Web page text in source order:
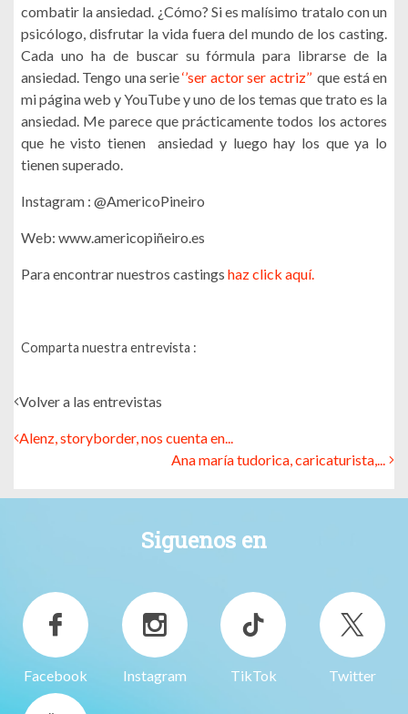
combatir la ansiedad. ¿Cómo? Si es malísimo tratalo con un
psicólogo, disfrutar la vida fuera del mundo de los casting.
Cada uno ha de buscar su fórmula para librarse de la
ansiedad. Tengo una serie‘’ser actor ser actriz’’que está en
mi página web y YouTube y uno de los temas que trato es la
ansiedad. Me parece que prácticamente todos los actores
que he visto tienen ansiedad y luego hay los que ya lo
tienen superado.
Instagram : @AmericoPineiro
Web: www.americopiñeiro.es
Para encontrar nuestros castings haz click aquí.
Comparta nuestra entrevista :
Volver a las entrevistas
Alenz, storyborder, nos cuenta en...
Ana maría tudorica, caricaturista,...
Siguenos en
Facebook Instagram TikTok Twitter